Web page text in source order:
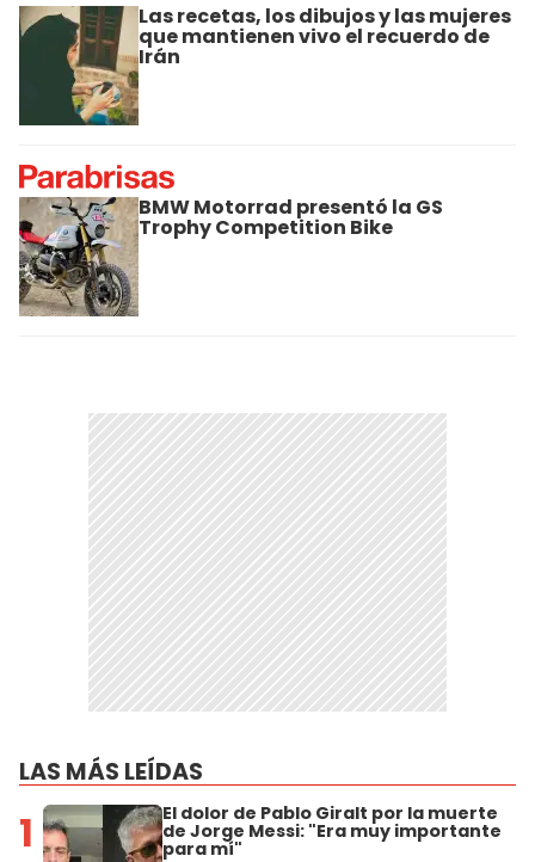
Las recetas, los dibujos y las mujeres
que mantienen vivo el recuerdo de
Irán
BMW Motorrad presentó la GS
Trophy Competition Bike
LAS MÁS LEÍDAS
1 El dolor de Pablo Giralt por la muerte
de Jorge Messi: "Era muy importante
para mí"